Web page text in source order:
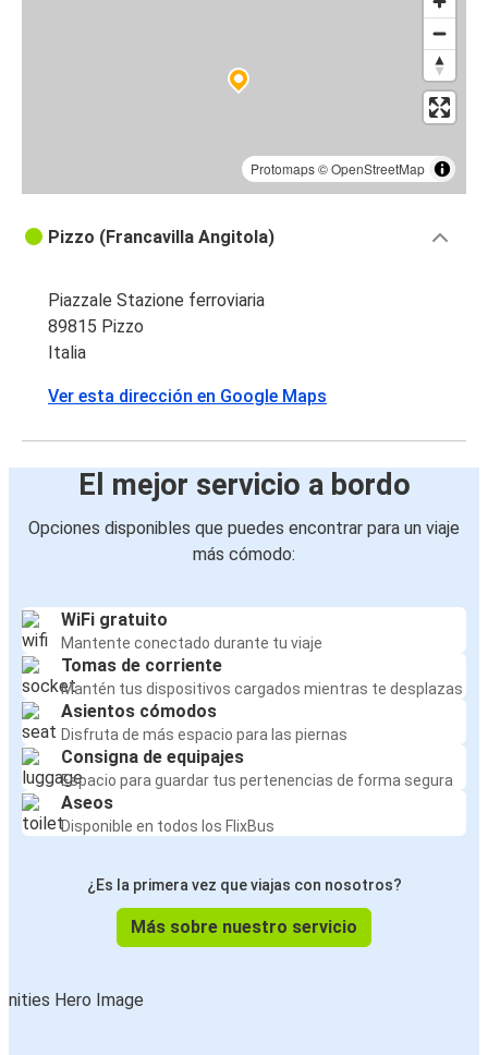
Protomaps©OpenStreetMap
Pizzo (Francavilla Angitola)
Piazzale Stazione ferroviaria
89815 Pizzo
Italia
Ver esta dirección en Google Maps
El mejor servicio a bordo
Opciones disponibles que puedes encontrar para un viaje
más cómodo:
WiFi gratuito
Mantente conectado durante tu viaje
Tomas de corriente
Mantén tus dispositivos cargados mientras te desplazas
Asientos cómodos
Disfruta de más espacio para las piernas
Consigna de equipajes
Espacio para guardar tus pertenencias de forma segura
Aseos
Disponible en todos los FlixBus
¿Es la primera vez que viajas con nosotros?
Más sobre nuestro servicio